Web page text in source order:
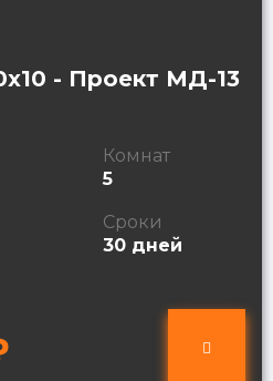
- Проект МД-13
Комнат
5
Сроки
30 дней